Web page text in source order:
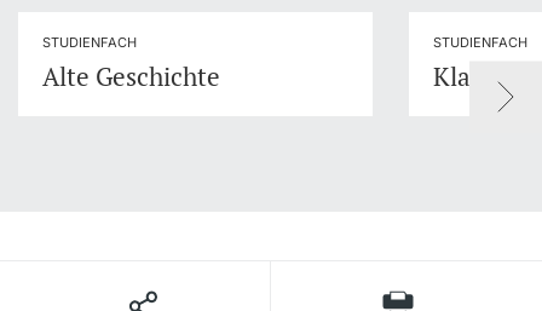
STUDIENFACH
Alte Geschichte
STUDIENFACH